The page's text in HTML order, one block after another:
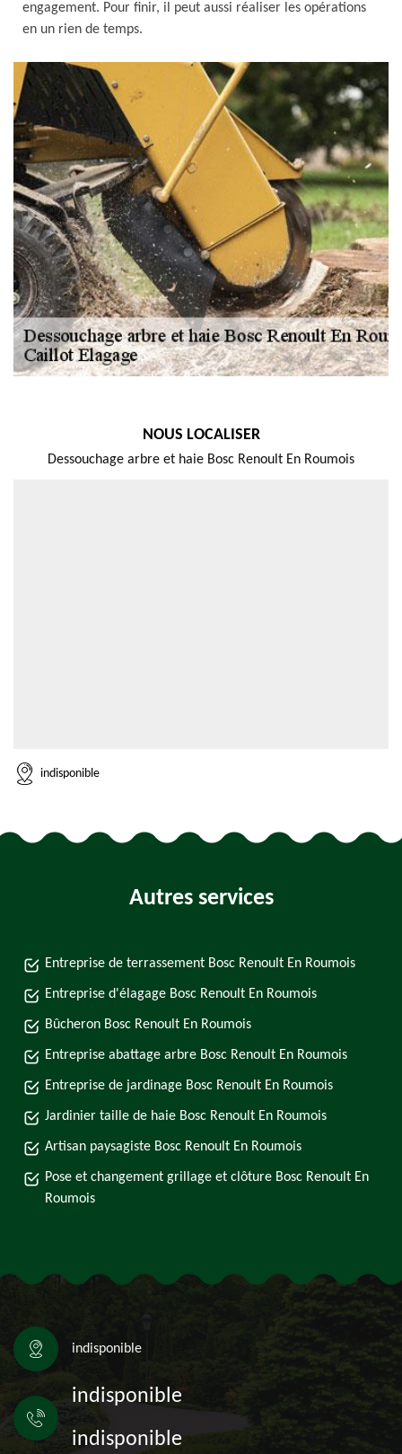
engagement. Pour finir, il peut aussi réaliser les opérations
en un rien de temps.
NOUS LOCALISER
Dessouchage arbre et haie Bosc Renoult En Roumois
indisponible
Autres services
Entreprise de terrassement Bosc Renoult En Roumois
Entreprise d'élagage Bosc Renoult En Roumois
Bûcheron Bosc Renoult En Roumois
Entreprise abattage arbre Bosc Renoult En Roumois
Entreprise de jardinage Bosc Renoult En Roumois
Jardinier taille de haie Bosc Renoult En Roumois
Artisan paysagiste Bosc Renoult En Roumois
Pose et changement grillage et clôture Bosc Renoult En
Roumois
indisponible
indisponible
indisponible